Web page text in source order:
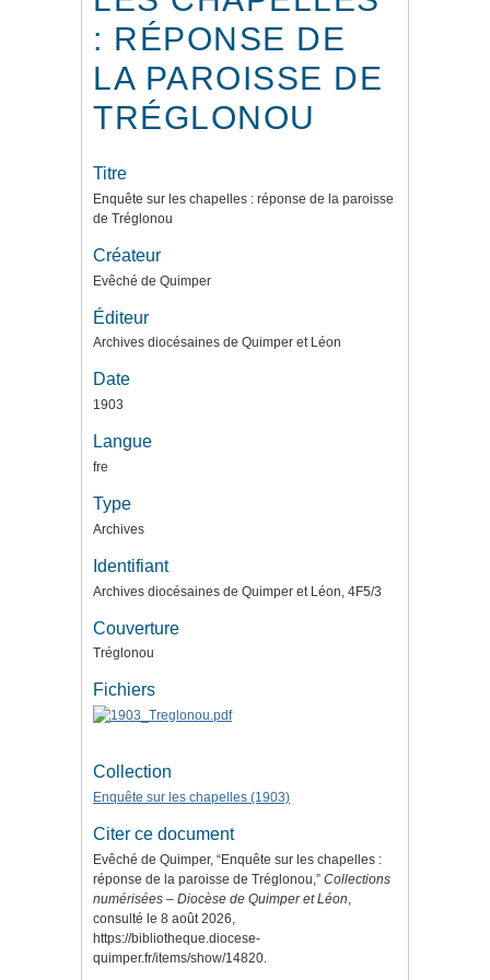
: RÉPONSE DE
LA PAROISSE DE
TRÉGLONOU
Titre
Enquête sur les chapelles : réponse de la paroisse
de Tréglonou
Créateur
Evêché de Quimper
Éditeur
Archives diocésaines de Quimper et Léon
Date
1903
Langue
fre
Type
Archives
Identifiant
Archives diocésaines de Quimper et Léon, 4F5/3
Couverture
Tréglonou
Fichiers
Collection
Enquête sur les chapelles (1903)
Citer ce document
Evêché de Quimper, “Enquête sur les chapelles :
réponse de la paroisse de Tréglonou,” Collections
numérisées – Diocèse de Quimper et Léon,
consulté le 8 août 2026,
https://bibliotheque.diocese-
quimper.fr/items/show/14820.